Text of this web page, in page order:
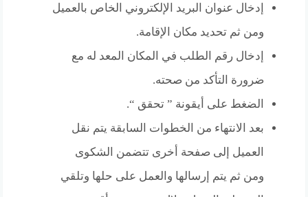
إدخال عنوان البريد الإلكتروني الخاص بالعميل
ومن ثم تحديد مكان الإقامة.
إدخال رقم الطلب في المكان المعد له مع
ضرورة التأكد من صحته.
الضغط على أيقونة ” تحقق “.
بعد الانتهاء من الخطوات السابقة يتم نقل
العميل إلى صفحة أخرى تتضمن الشكوى
ومن ثم يتم إرسالها والعمل على حلها وتلقي